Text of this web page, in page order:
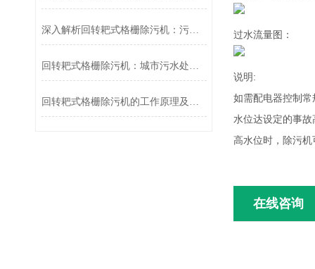
过水流量图：
说明:
如需配电器控制
水位达设定的事
高水位时，除污
在线咨询
深入解析回转耙式格栅除污机：污水处理的得力助手
回转耙式格栅除污机：城市污水处理的“清道夫”
回转耙式格栅除污机的工作原理及应用